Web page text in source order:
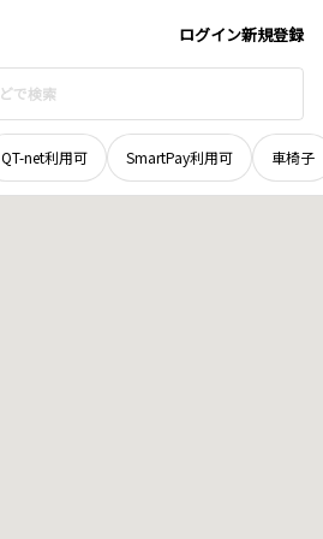
ログイン新規登録
QT-net利用可 SmartPay利用可 車椅子